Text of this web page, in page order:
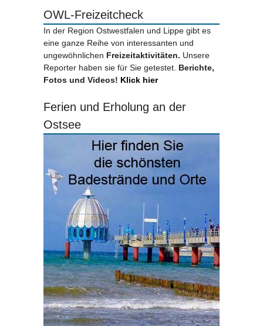
OWL-Freizeitcheck
In der Region Ostwestfalen und Lippe gibt es
eine ganze Reihe von interessanten und
ungewöhnlichen Freizeitaktivitäten. Unsere
Reporter haben sie für Sie getestet. Berichte,
Fotos und Videos! Klick hier
Ferien und Erholung an der
Ostsee